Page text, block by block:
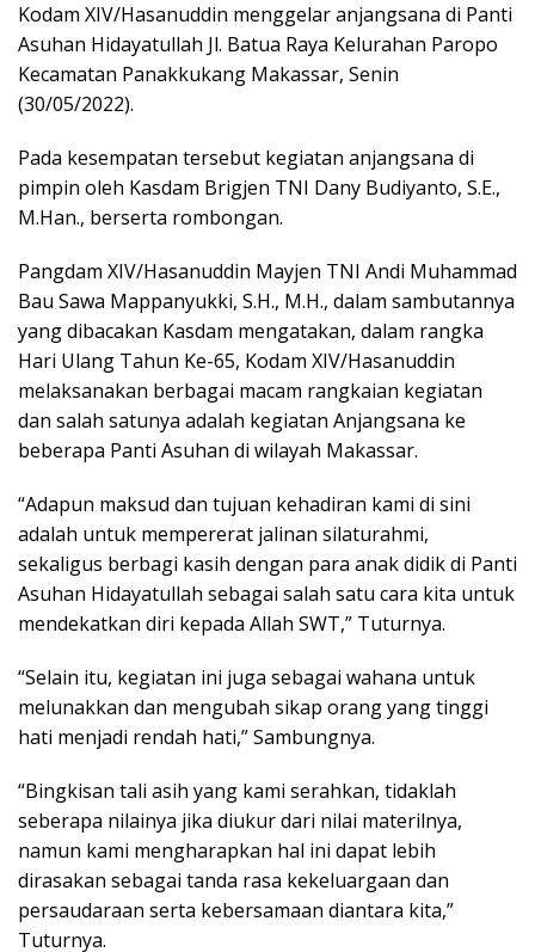
Kodam XIV/Hasanuddin menggelar anjangsana di Panti
Asuhan Hidayatullah Jl. Batua Raya Kelurahan Paropo
Kecamatan Panakkukang Makassar, Senin
(30/05/2022).
Pada kesempatan tersebut kegiatan anjangsana di
pimpin oleh Kasdam Brigjen TNI Dany Budiyanto, S.E.,
M.Han., berserta rombongan.
Pangdam XIV/Hasanuddin Mayjen TNI Andi Muhammad
Bau Sawa Mappanyukki, S.H., M.H., dalam sambutannya
yang dibacakan Kasdam mengatakan, dalam rangka
Hari Ulang Tahun Ke-65, Kodam XIV/Hasanuddin
melaksanakan berbagai macam rangkaian kegiatan
dan salah satunya adalah kegiatan Anjangsana ke
beberapa Panti Asuhan di wilayah Makassar.
“Adapun maksud dan tujuan kehadiran kami di sini
adalah untuk mempererat jalinan silaturahmi,
sekaligus berbagi kasih dengan para anak didik di Panti
Asuhan Hidayatullah sebagai salah satu cara kita untuk
mendekatkan diri kepada Allah SWT,” Tuturnya.
“Selain itu, kegiatan ini juga sebagai wahana untuk
melunakkan dan mengubah sikap orang yang tinggi
hati menjadi rendah hati,” Sambungnya.
“Bingkisan tali asih yang kami serahkan, tidaklah
seberapa nilainya jika diukur dari nilai materilnya,
namun kami mengharapkan hal ini dapat lebih
dirasakan sebagai tanda rasa kekeluargaan dan
persaudaraan serta kebersamaan diantara kita,”
Tuturnya.